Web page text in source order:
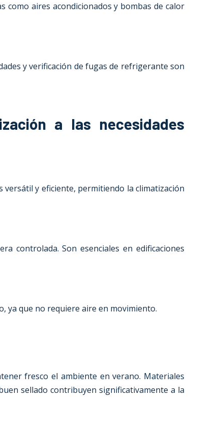
como aires acondicionados y bombas de calor
y verificación de fugas de refrigerante son
a las necesidades
y eficiente, permitiendo la climatización
controlada. Son esenciales en edificaciones
ya que no requiere aire en movimiento.
fresco el ambiente en verano. Materiales
sellado contribuyen significativamente a la